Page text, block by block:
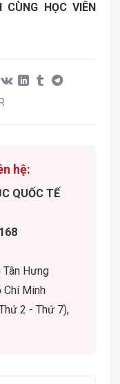
CÙNG HỌC VIÊN
hệ:
QUỐC TẾ
Hưng
Chí Minh
2 - Thứ 7),